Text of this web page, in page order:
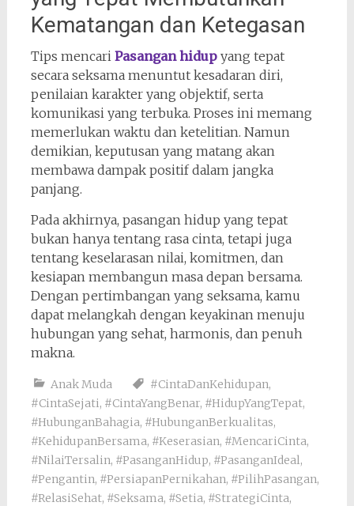
Kematangan dan Ketegasan
Tips mencari Pasangan hidupyang tepat
secara seksama menuntut kesadaran diri,
penilaian karakter yang objektif, serta
komunikasi yang terbuka. Proses ini memang
memerlukan waktu dan ketelitian. Namun
demikian, keputusan yang matang akan
membawa dampak positif dalam jangka
panjang.
Pada akhirnya, pasangan hidup yang tepat
bukan hanya tentang rasa cinta, tetapi juga
tentang keselarasan nilai, komitmen, dan
kesiapan membangun masa depan bersama.
Dengan pertimbangan yang seksama, kamu
dapat melangkah dengan keyakinan menuju
hubungan yang sehat, harmonis, dan penuh
makna.
Anak Muda #CintaDanKehidupan,
#CintaSejati, #CintaYangBenar, #HidupYangTepat,
#HubunganBahagia, #HubunganBerkualitas,
#KehidupanBersama, #Keserasian, #MencariCinta,
#NilaiTersalin, #PasanganHidup, #PasanganIdeal,
#Pengantin, #PersiapanPernikahan, #PilihPasangan,
#RelasiSehat, #Seksama, #Setia, #StrategiCinta,